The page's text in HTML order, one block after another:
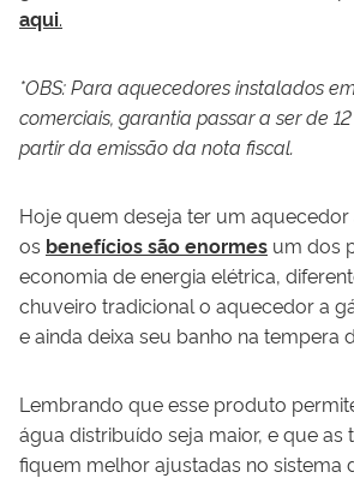
aqui.
*OBS: Para aquecedores instalados
comerciais, garantia passar a ser de
partir da emissão da nota fiscal.
Hoje quem deseja ter um aquecedor
os benefícios são enormes um dos
economia de energia elétrica,
chuveiro tradicional o aquecedor a
e ainda deixa seu banho na tempera
Lembrando que esse produto
água distribuído seja maior, e que as
fiquem melhor ajustadas no sistema